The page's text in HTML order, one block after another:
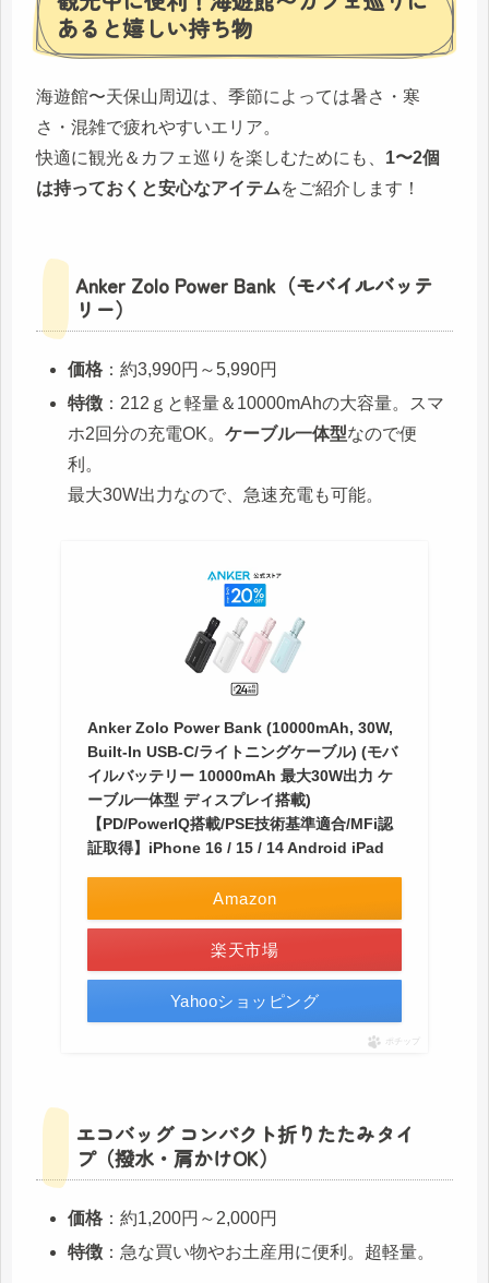
あると嬉しい持ち物
海遊館〜天保山周辺は、季節によっては暑さ・寒
さ・混雑で疲れやすいエリア。
快適に観光＆カフェ巡りを楽しむためにも、 1〜2個
は持っておくと安心なアイテムをご紹介します！
Anker Zolo Power Bank（モバイルバッテ
リー）
価格 ：約3,990円～5,990円
特徴 ：212ｇと軽量＆10000mAhの大容量。スマ
ホ2回分の充電OK。ケーブル一体型なので便
利。
最大30W出力なので、急速充電も可能。
Anker Zolo Power Bank (10000mAh, 30W,
Built-In USB-C/ライトニングケーブル) (モバ
イルバッテリー 10000mAh 最大30W出力 ケ
ーブル一体型 ディスプレイ搭載)
【PD/PowerIQ搭載/PSE技術基準適合/MFi認
証取得】iPhone 16 / 15 / 14 Android iPad
Amazon
楽天市場
Yahooショッピング
ポチップ
エコバッグ コンパクト折りたたみタイ
プ（撥水・肩かけOK）
価格 ：約1,200円～2,000円
特徴 ：急な買い物やお土産用に便利。超軽量。